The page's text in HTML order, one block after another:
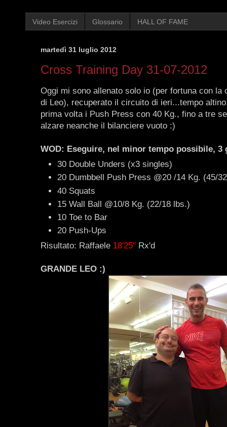
Video Esercizi Glossario HALL OF FAME
martedì 31 luglio 2012
Cross Training Day 31-07-2012
Oggi mi sono allenato solo io (per fortuna con la
di Leo), recuperato il circuito di ieri...tempo
prima volta i Push Press con 40 Kg., fino a tre
alzare neanche il bilanciere vuoto :)
WOD: Eseguire, nel minor tempo possibile,
30 Double Unders (x3 singles)
20 Dumbbell Push Press @20 /14 Kg. (45/
40 Squats
15 Wall Ball @10/8 Kg. (22/18 lbs.)
10 Toe to Bar
20 Push-Ups
Risultato: Raffaele 18'25" Rx'd
GRANDE LEO :)